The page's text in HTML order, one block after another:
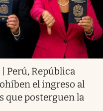
Perú, República
el ingreso al
que posterguen la